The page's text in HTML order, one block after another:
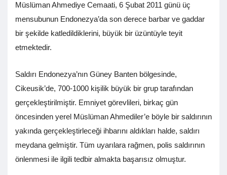
Müslüman Ahmediye Cemaati, 6 Şubat 2011 günü üç
mensubunun Endonezya’da son derece barbar ve gaddar
bir şekilde katledildiklerini, büyük bir üzüntüyle teyit
etmektedir.
Saldırı Endonezya’nın Güney Banten bölgesinde,
Cikeusik’de, 700-1000 kişilik büyük bir grup tarafından
gerçekleştirilmiştir. Emniyet görevlileri, birkaç gün
öncesinden yerel Müslüman Ahmediler’e böyle bir saldırının
yakında gerçekleştirleceği ihbarını aldıkları halde, saldırı
meydana gelmiştir. Tüm uyarılara rağmen, polis saldırının
önlenmesi ile ilgili tedbir almakta başarısız olmuştur.